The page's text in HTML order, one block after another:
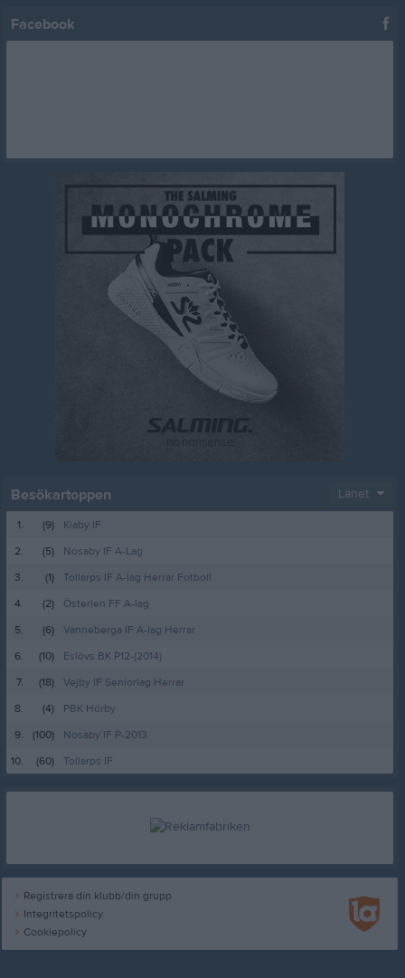
Facebook
Besökartoppen Länet
1. (9)
Kiaby IF
2.
(5)
Nosaby IF A-Lag
3.
(1)
Tollarps IF A-lag Herrar Fotboll
4.
(2)
Österlen FF A-lag
5.
(6)
Vanneberga IF A-lag Herrar
6.
(10)
Eslövs BK P12-(2014)
7.
(18)
Vejby IF Seniorlag Herrar
8.
(4)
PBK Hörby
9.
(100)
Nosaby IF P-2013
10.
(60) Tollarps IF
Registrera din klubb/din grupp
Integritetspolicy
Cookiepolicy